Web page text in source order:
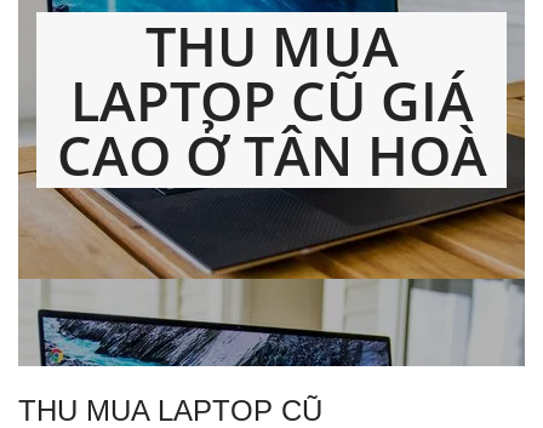
THU MUA
LAPTOP CŨ GIÁ
CAO Ở TÂN HOÀ
THU MUA LAPTOP CŨ